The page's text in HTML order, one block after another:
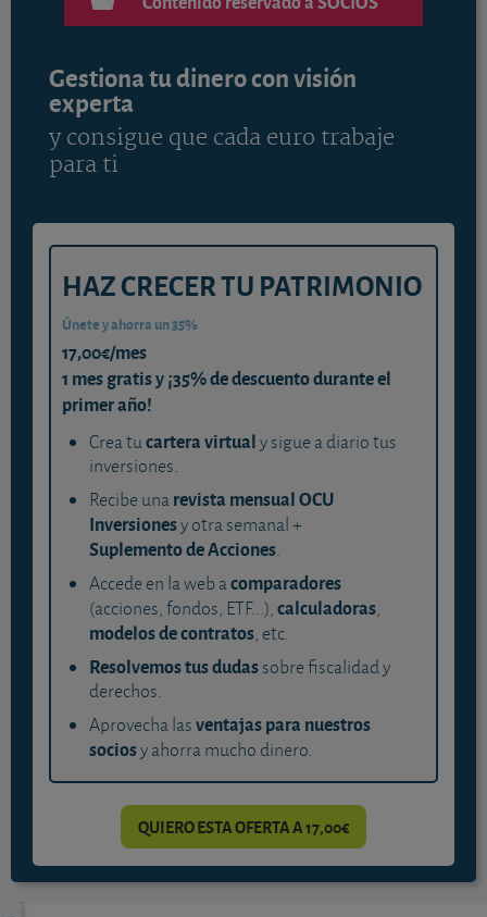
Gestiona tu dinero con visión
experta
y consigue que cada euro trabaje
para ti
HAZ CRECER TU PATRIMONIO
Únete y ahorra un 35%
17,00€/mes
1 mes gratis y ¡35% de descuento durante el
primer año!
Crea tucartera virtualy sigue a diario tus
inversiones.
Recibe unarevista mensual OCU
Inversionesy otra semanal +
Suplemento de Acciones.
Accede en la web acomparadores
(acciones, fondos, ETF...),calculadoras,
modelos de contratos, etc.
Resolvemos tus dudassobre fiscalidad y
derechos.
Aprovecha lasventajas para nuestros
sociosy ahorra mucho dinero.
QUIERO ESTA OFERTA A 17,00€